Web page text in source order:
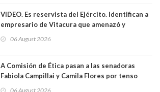
VIDEO. Es reservista del Ejército. Identifican a
empresario de Vitacura que amenazó y
al "ring raja". Se trata de Andrés Arrieta y la
06 August 2026
A Comisión de Ética pasan a las senadoras
Fabiola Campillai y Camila Flores por tenso
06 August 2026